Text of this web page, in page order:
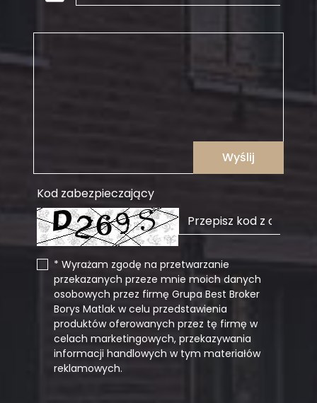
Wyślij
Kod zabezpieczający
* Wyrażam zgodę na przetwarzanie
przekazanych przeze mnie moich danych
osobowych przez firmę Grupa Best Broker
Borys Matlak w celu przedstawienia
produktów oferowanych przez tę firmę w
celach marketingowych, przekazywania
informacji handlowych w tym materiałów
reklamowych.